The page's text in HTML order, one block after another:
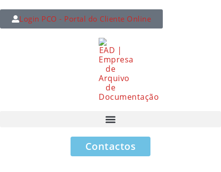
Login PCO - Portal do Cliente Online
Contactos